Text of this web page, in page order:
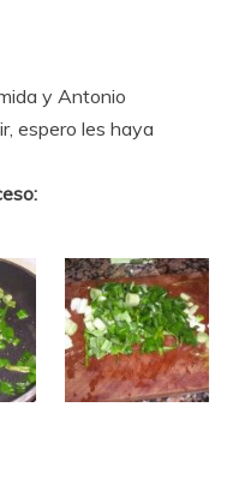
y Antonio
espero les haya